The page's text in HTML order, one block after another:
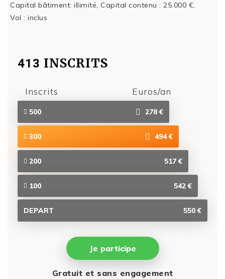
Capital bâtiment: illimité, Capital contenu : 25.000 €,
Vol : inclus
413 INSCRITS
Inscrits Euros/an
500 278 €
300 494 €
200 517 €
100 542 €
DEPART 550 €
Je participe
Gratuit et sans engagement